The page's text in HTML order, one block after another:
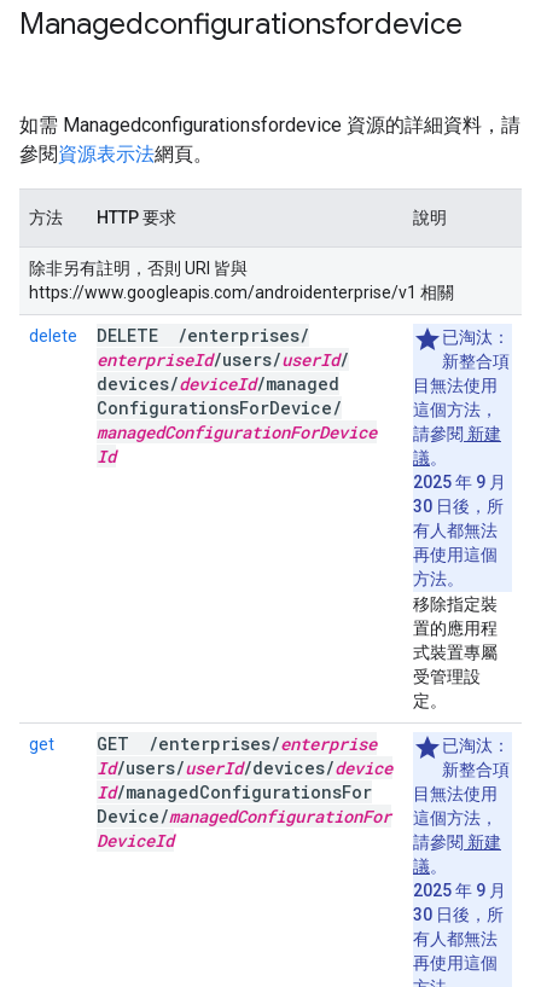
Managedconfigurationsfordevice
如需 Managedconfigurationsfordevice 資源的詳細資料，請
參閱資源表示法網頁。
方法 HTTP 要求 說明
除非另有註明，否則 URI 皆與
https://www.googleapis.com/androidenterprise/v1 相關
delete DELETE /enterprises/
enterpriseId/users/userId/
devices/deviceId/managed
ConfigurationsForDevice/
managedConfigurationForDevice
Id
已淘汰：
新整合項
目無法使用
這個方法，
請參閱 新建
議。
2025 年 9 月
30 日後，所
有人都無法
再使用這個
方法。
移除指定裝
置的應用程
式裝置專屬
受管理設
定。
get GET /enterprises/enterprise
Id/users/userId/devices/device
Id/managedConfigurationsFor
Device/managedConfigurationFor
DeviceId
已淘汰：
新整合項
目無法使用
這個方法，
請參閱 新建
議。
2025 年 9 月
30 日後，所
有人都無法
再使用這個